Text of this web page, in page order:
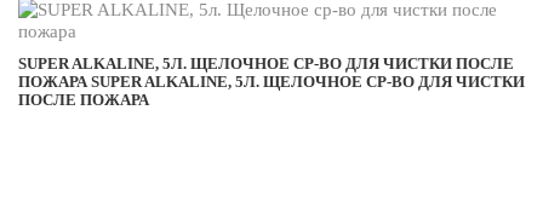
SUPER ALKALINE, 5Л. ЩЕЛОЧНОЕ СР-ВО ДЛЯ ЧИСТКИ ПОСЛЕ
ПОЖАРА SUPER ALKALINE, 5Л. ЩЕЛОЧНОЕ СР-ВО ДЛЯ ЧИСТКИ
ПОСЛЕ ПОЖАРА